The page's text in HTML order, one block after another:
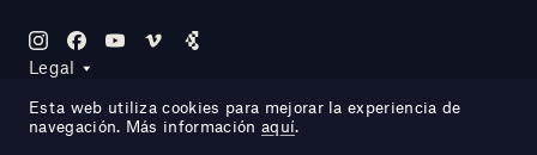
Legal
Esta web utiliza cookies para mejorar la experiencia de
navegación. Más información aquí.